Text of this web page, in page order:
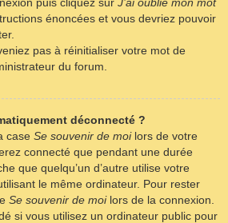
puis cliquez sur J’ai oublié mon mot
énoncées et vous devriez pouvoir
pas à réinitialiser votre mot de
du forum.
déconnecté ?
case Se souvenir de moilors de votre
connecté que pendant une durée
que quelqu’un d’autre utilise votre
le même ordinateur. Pour rester
Se souvenir de moilors de la connexion.
si vous utilisez un ordinateur public pour